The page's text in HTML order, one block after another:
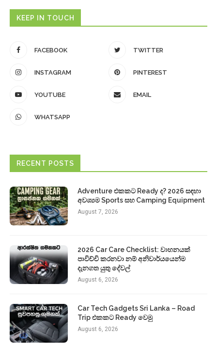
KEEP IN TOUCH
FACEBOOK TWITTER
INSTAGRAM PINTEREST
YOUTUBE EMAIL
WHATSAPP
RECENT POSTS
Adventure එකකට Ready ද? 2026 සඳහා
අවශ්‍යම Sports සහ Camping Equipment
August 7, 2026
2026 Car Care Checklist: වාහනයක්
පාවිච්චි කරනවා නම් අනිවාර්යයෙන්ම
දැනගත යුතු දේවල්
August 6, 2026
Car Tech Gadgets Sri Lanka – Road
Trip එකකට Ready වෙමු
August 6, 2026